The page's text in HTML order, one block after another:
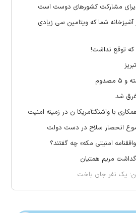
پذیرای مشارکت کشور‌های دوست است
آشپزخانه شما که ویتامین سی زیادی
توقع نداشت!
با واشنگتآمریکا ن در زمینه امنیت
انحصار سلاح در دست دولت
امنیتی مکه» چه گفتند؟
مریم همتیان
یک نفر جان باخت